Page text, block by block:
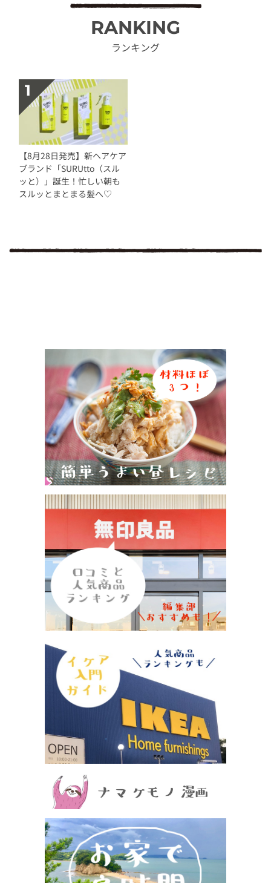
RANKING
ランキング
【8月28日発売】新ヘアケア
ブランド「SURUtto（スル
ッと）」誕生！忙しい朝も
スルッとまとまる髪へ♡